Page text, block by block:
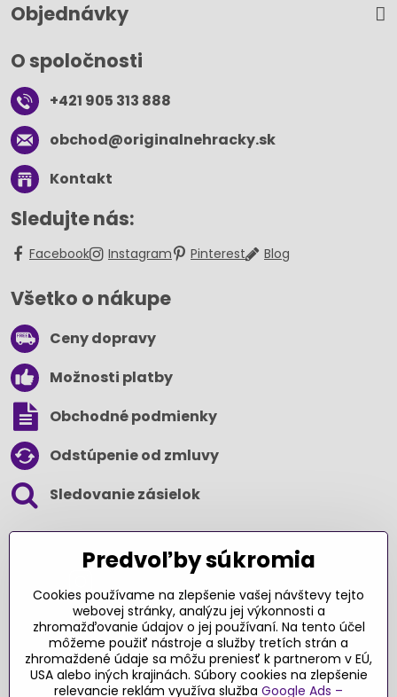
Objednávky
O spoločnosti
+421 905 313 888
obchod​@originalnehracky​.sk
Kontakt
Sledujte nás:
Facebook Instagram Pinterest Blog
Všetko o nákupe
Ceny dopravy
Možnosti platby
Obchodné podmienky
Odstúpenie od zmluvy
Sledovanie zásielok
Ďakujeme za podporu
Sme slovenský e-shop​. Fungujeme len
vďaka vám – rodičom a všetkým, ktorí veria
Predvoľby súkromia
Cookies používame na zlepšenie vašej návštevy tejto
webovej stránky, analýzu jej výkonnosti a
zhromažďovanie údajov o jej používaní. Na tento účel
môžeme použiť nástroje a služby tretích strán a
zhromaždené údaje sa môžu preniesť k partnerom v EÚ,
USA alebo iných krajinách. Súbory cookies na zlepšenie
relevancie reklám využíva služba Google Ads –